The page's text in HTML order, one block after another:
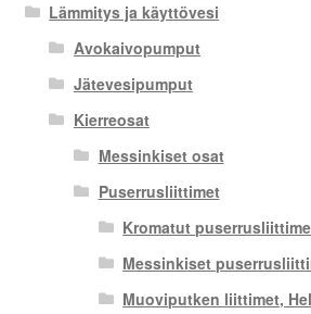
Lämmitys ja käyttövesi
Avokaivopumput
Jätevesipumput
Kierreosat
Messinkiset osat
Puserrusliittimet
Kromatut
Messinkiset
Muoviputken liittimet,